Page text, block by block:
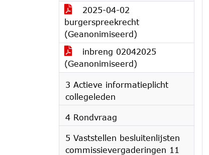
2025-04-02
burgerspreekrecht
(Geanonimiseerd)
inbreng 02042025
(Geanonimiseerd)
3 Actieve informatieplicht
collegeleden
4 Rondvraag
5 Vaststellen besluitenlijsten
commissievergaderingen 11